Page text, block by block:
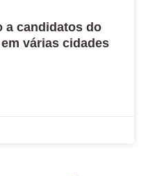
a candidatos do
várias cidades